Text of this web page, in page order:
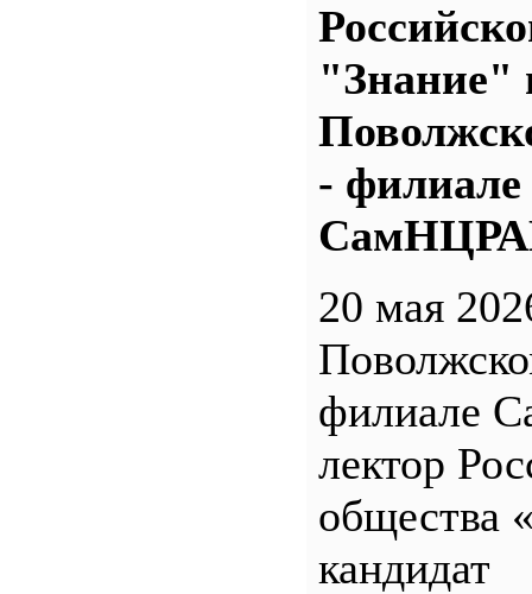
"Знание"
- филиале
20 мая
филиале
лектор
общества
кандидат